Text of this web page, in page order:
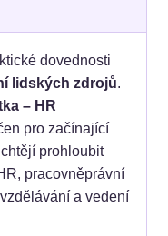
dovednosti
lidských zdrojů.
– HR
pro začínající
prohloubit
pracovněprávní
a vedení